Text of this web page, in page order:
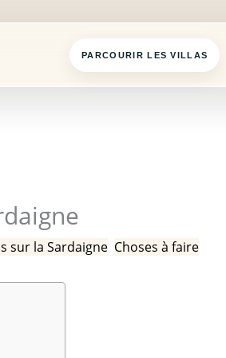
PARCOURIR LES VILLAS
sur la Sardaigne, Choses à faire/ Par